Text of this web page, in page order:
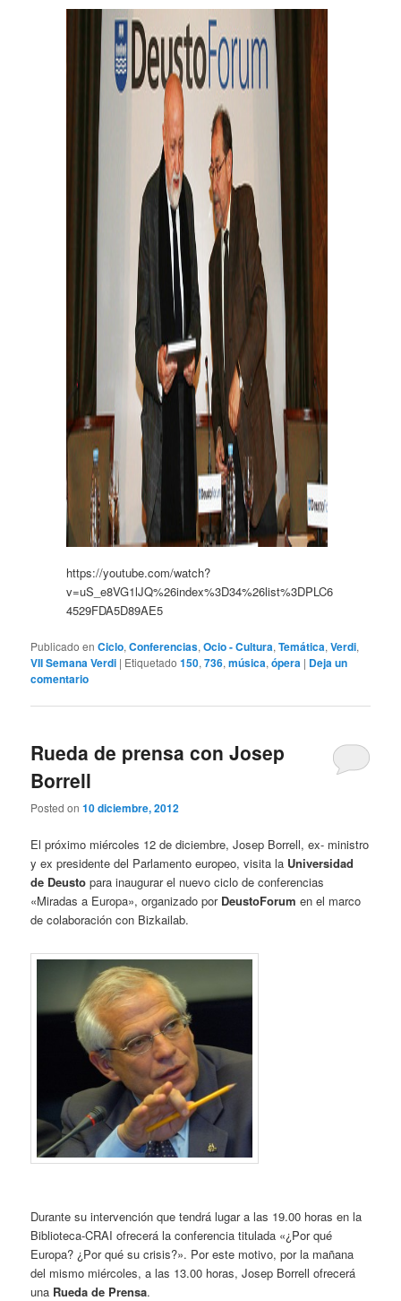
https://youtube.com/watch?
v=uS_e8VG1lJQ%26index%3D34%26list%3DPLC6
4529FDA5D89AE5
Publicado en Ciclo,Conferencias,Ocio - Cultura,Temática,Verdi,
VII Semana Verdi | Etiquetado 150,736,música,ópera | Deja un
comentario
Rueda de prensa con Josep
Borrell
Posted on10 diciembre, 2012
El próximo miércoles 12 de diciembre, Josep Borrell, ex- ministro
y ex presidente del Parlamento europeo, visita la Universidad
de Deusto para inaugurar el nuevo ciclo de conferencias
«Miradas a Europa», organizado por DeustoForum en el marco
de colaboración con Bizkailab.
Durante su intervención que tendrá lugar a las 19.00 horas en la
Biblioteca-CRAI ofrecerá la conferencia titulada «¿Por qué
Europa? ¿Por qué su crisis?». Por este motivo, por la mañana
del mismo miércoles, a las 13.00 horas, Josep Borrell ofrecerá
una Rueda de Prensa.